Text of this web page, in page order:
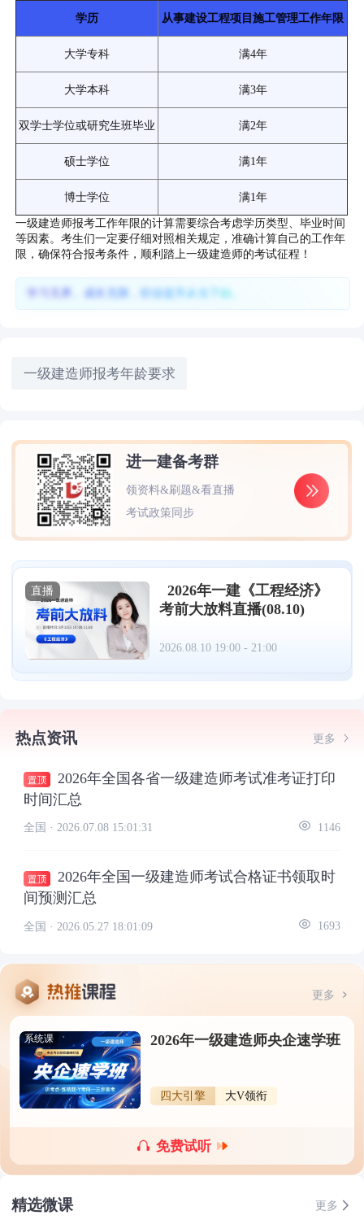
学历
从事建设工程项目施工管理工作年限
大学专科 满4年
大学本科 满3年
双学士学位或研究生班毕业 满2年
硕士学位 满1年
博士学位
满1年
一级建造师报考工作年限的计算需要综合考虑学历类型、毕业时间
等因素。考生们一定要仔细对照相关规定，准确计算自己的工作年
限，确保符合报考条件，顺利踏上一级建造师的考试征程！
学习无界、成长无限，职业提升从当下始。
一级建造师报考年龄要求
进一建备考群
领资料&刷题&看直播
考试政策同步
直播
2026年一建《工程经济》
考前大放料直播(08.10)
2026.08.10 19:00 - 21:00
热点资讯 更多
2026年全国各省一级建造师考试准考证打印
时间汇总
全国 · 2026.07.08 15:01:31 1146
2026年全国一级建造师考试合格证书领取时
间预测汇总
全国 · 2026.05.27 18:01:09 1693
更多
系统课 2026年一级建造师央企速学班
四大引擎 大V领衔
免费试听
精选微课 更多